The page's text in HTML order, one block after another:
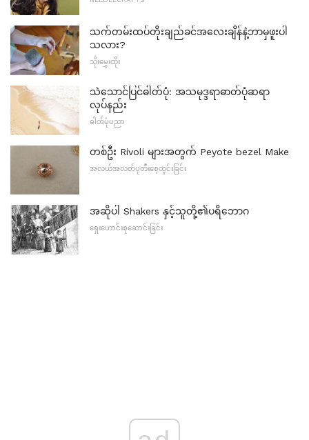
သက်တမ်းထပ်တိုးချည်ခင်အလေးချိန်နဲ့ဘာမှဖူးပါ
သလား?
သိုးမွှေးထိုး
သဲသောင်ပြင်ဓါတ်ပုံ: အသမုဒ္ဒရာဓာတ်ပုံဆရာ
လုပ်နည်း
ဓါတ်ပုံပညာ
တစ်ဦး Rivoli များအတွက် Peyote bezel Make
အလယ်အလတ်ပုတီးစေ့ထွင်းခြင်း
အဆိုပါ Shakers နှင့်သူတို့၏ပရိဘောဂ
ရှေးဟောင်းစုဆောင်းခြင်း